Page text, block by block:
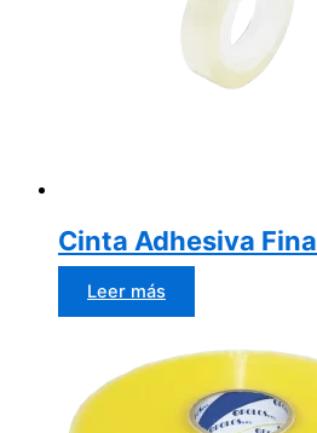
Cinta Adhesiva Fina
Leer más